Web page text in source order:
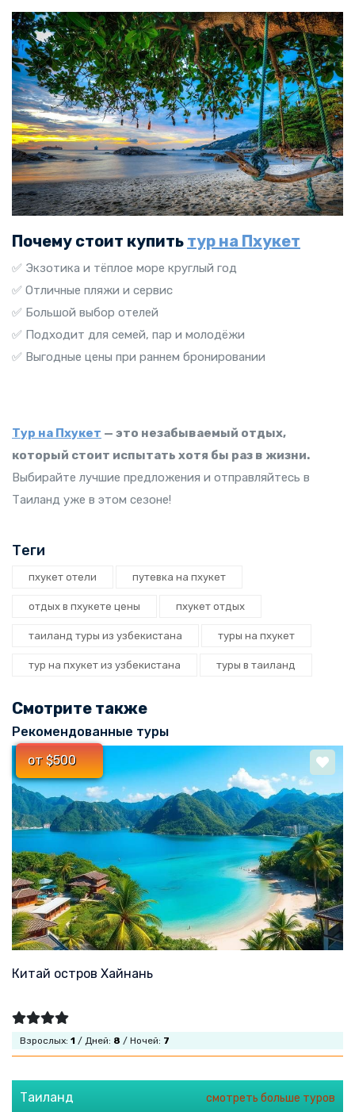
Почему стоит купить тур на Пхукет
✅ Экзотика и тёплое море круглый год
✅ Отличные пляжи и сервис
✅ Большой выбор отелей
✅ Подходит для семей, пар и молодёжи
✅ Выгодные цены при раннем бронировании
Тур на Пхукет — это незабываемый отдых,
который стоит испытать хотя бы раз в жизни.
Выбирайте лучшие предложения и отправляйтесь в
Таиланд уже в этом сезоне!
Теги
пхукет отели путевка на пхукет
отдых в пхукете цены пхукет отдых
таиланд туры из узбекистана туры на пхукет
тур на пхукет из узбекистана туры в таиланд
Смотрите также
Рекомендованные туры
от $500
Китай остров Хайнань
Взрослых: 1 / Дней: 8 / Ночей: 7
Таиланд смотреть больше туров